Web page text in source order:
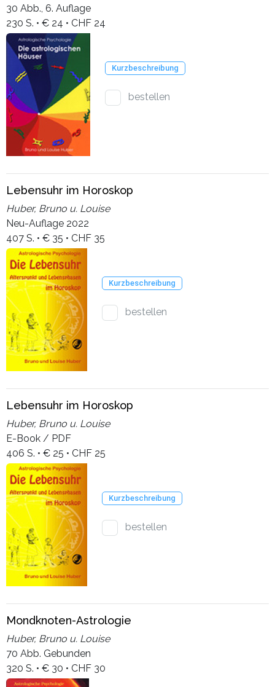
30 Abb., 6. Auflage
230 S. • € 24 • CHF 24
Kurzbeschreibung
bestellen
Lebensuhr im Horoskop
Huber, Bruno u. Louise
Neu-Auflage 2022
407 S. • € 35 • CHF 35
Kurzbeschreibung
bestellen
Lebensuhr im Horoskop
Huber, Bruno u. Louise
E-Book / PDF
406 S. • € 25 • CHF 25
Kurzbeschreibung
bestellen
Mondknoten-Astrologie
Huber, Bruno u. Louise
70 Abb. Gebunden
320 S. • € 30 • CHF 30